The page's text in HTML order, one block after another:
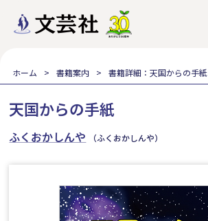
ホーム 書籍案内 書籍詳細：天国からの手紙
天国からの手紙
ふくおかしんや （ふくおかしんや）